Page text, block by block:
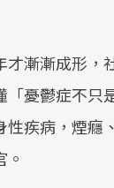
漸漸成形，
憂鬱症不
疾病，煙癮